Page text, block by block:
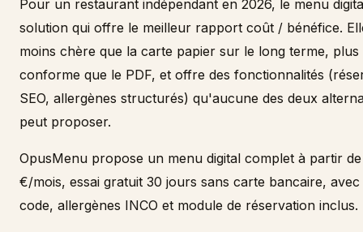
Pour un restaurant indépendant en 2026, le menu
solution qui offre le meilleur rapport coût / bénéfice.
moins chère que la carte papier sur le long terme, plus
conforme que le PDF, et offre des fonctionnalités
SEO, allergènes structurés) qu'aucune des deux
peut proposer.
OpusMenu propose un menu digital complet à partir
€/mois, essai gratuit 30 jours sans carte bancaire, avec
code, allergènes INCO et module de réservation inclus.